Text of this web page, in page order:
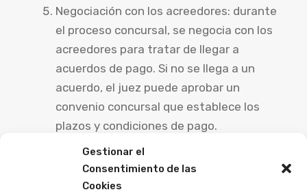
Gestionar el
Consentimiento de las
Cookies
Negociación con los acreedores: durante
el proceso concursal, se negocia con los
acreedores para tratar de llegar a
acuerdos de pago. Si no se llega a un
acuerdo, el juez puede aprobar un
convenio concursal que establece los
plazos y condiciones de pago.
Liquidación de la empresa: si no es posible
alcanzar un acuerdo de pago o si el plan
de viabilidad no es viable, se procede a la